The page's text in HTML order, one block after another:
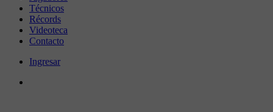
Técnicos
Récords
Videoteca
Contacto
Ingresar